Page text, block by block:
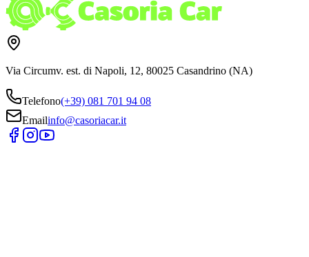
Via Circumv. est. di Napoli, 12, 80025 Casandrino (NA)
Telefono(+39) 081 701 94 08
Emailinfo@casoriacar.it